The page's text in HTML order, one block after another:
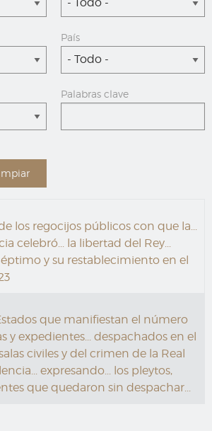
País
- Todo -
Palabras clave
los regocijos públicos con que la...
celebró... la libertad del Rey...
y su restablecimiento en el
que manifiestan el número
y expedientes... despachados en el
civiles y del crimen de la Real
expresando... los pleytos,
que quedaron sin despachar...